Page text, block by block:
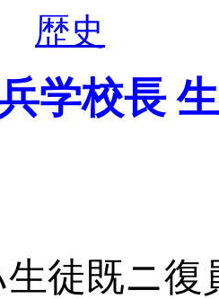
歴史
学校長
徒既ニ